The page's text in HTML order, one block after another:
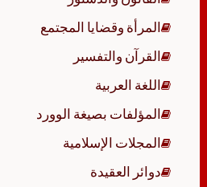
المرأة وقضايا المجتمع
القرآن والتفسير
اللغة العربية
المؤلفات بصيغة الوورد
المجلات الإسلامية
دوائر العقيدة